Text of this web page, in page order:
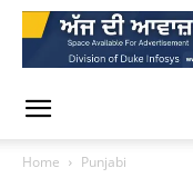
Home Punjabi